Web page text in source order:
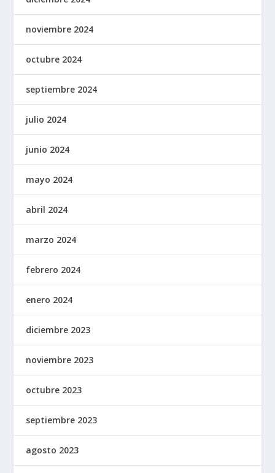
noviembre 2024
octubre 2024
septiembre 2024
julio 2024
junio 2024
mayo 2024
abril 2024
marzo 2024
febrero 2024
enero 2024
diciembre 2023
noviembre 2023
octubre 2023
septiembre 2023
agosto 2023